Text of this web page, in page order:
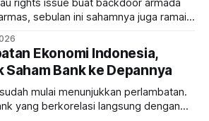
sebulan ini sahamnya juga ramai
Ekonomi Indonesia,
Saham Bank ke Depannya
mulai menunjukkan perlambatan.
yang berkorelasi langsung dengan